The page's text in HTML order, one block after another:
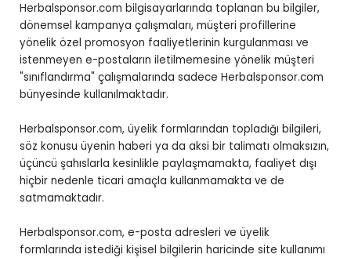
Herbalsponsor.com bilgisayarlarında toplanan bu bilgiler,
dönemsel kampanya çalışmaları, müşteri profillerine
yönelik özel promosyon faaliyetlerinin kurgulanması ve
istenmeyen e-postaların iletilmemesine yönelik müşteri
"sınıflandırma" çalışmalarında sadece Herbalsponsor.com
bünyesinde kullanılmaktadır.
Herbalsponsor.com, üyelik formlarından topladığı bilgileri,
söz konusu üyenin haberi ya da aksi bir talimatı olmaksızın,
üçüncü şahıslarla kesinlikle paylaşmamakta, faaliyet dışı
hiçbir nedenle ticari amaçla kullanmamakta ve de
satmamaktadır.
Herbalsponsor.com, e-posta adresleri ve üyelik
formlarında istediği kişisel bilgilerin haricinde site kullanımı